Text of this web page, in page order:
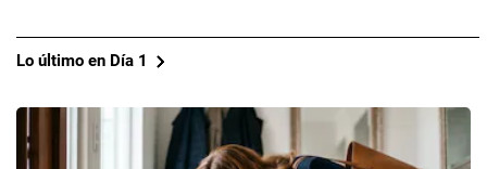
Lo último en Día 1